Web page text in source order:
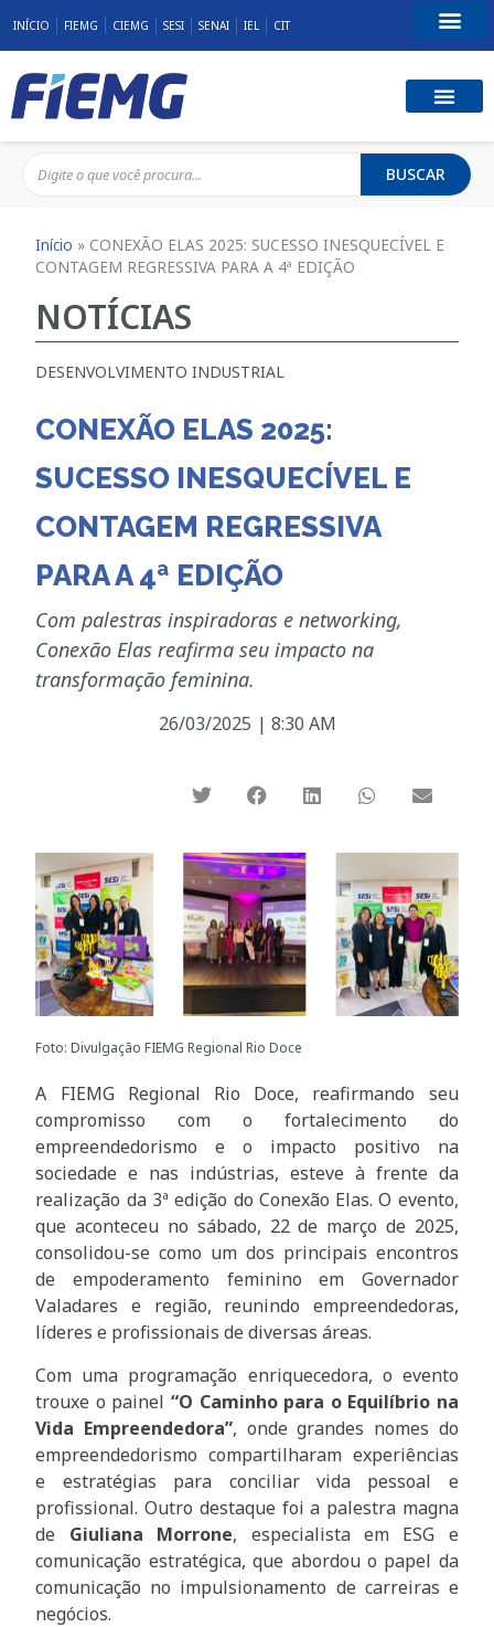
INÍCIO FIEMG CIEMG SESI SENAI IEL CIT
BUSCAR
Início » CONEXÃO ELAS 2025: SUCESSO INESQUECÍVEL E
CONTAGEM REGRESSIVA PARA A 4ª EDIÇÃO
NOTÍCIAS
DESENVOLVIMENTO INDUSTRIAL
CONEXÃO ELAS 2025:
SUCESSO INESQUECÍVEL E
CONTAGEM REGRESSIVA
PARA A 4ª EDIÇÃO
Com palestras inspiradoras e networking,
Conexão Elas reafirma seu impacto na
transformação feminina.
26/03/2025 | 8:30 AM
Foto: Divulgação FIEMG Regional Rio Doce
A FIEMG Regional Rio Doce, reafirmando seu
compromisso com o fortalecimento do
empreendedorismo e o impacto positivo na
sociedade e nas indústrias, esteve à frente da
realização da 3ª edição do Conexão Elas. O evento,
que aconteceu no sábado, 22 de março de 2025,
consolidou-se como um dos principais encontros
de empoderamento feminino em Governador
Valadares e região, reunindo empreendedoras,
líderes e profissionais de diversas áreas.
Com uma programação enriquecedora, o evento
trouxe o painel “O Caminho para o Equilíbrio na
Vida Empreendedora”, onde grandes nomes do
empreendedorismo compartilharam experiências
e estratégias para conciliar vida pessoal e
profissional. Outro destaque foi a palestra magna
de Giuliana Morrone, especialista em ESG e
comunicação estratégica, que abordou o papel da
comunicação no impulsionamento de carreiras e
negócios.